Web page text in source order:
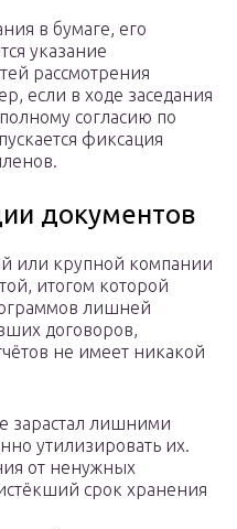
в бумаге, его
указание
рассмотрения
если в ходе заседания
согласию по
фиксация
документов
или крупной компании
итогом которой
лишней
договоров,
не имеет никакой
зарастал лишними
утилизировать их.
от ненужных
срок хранения